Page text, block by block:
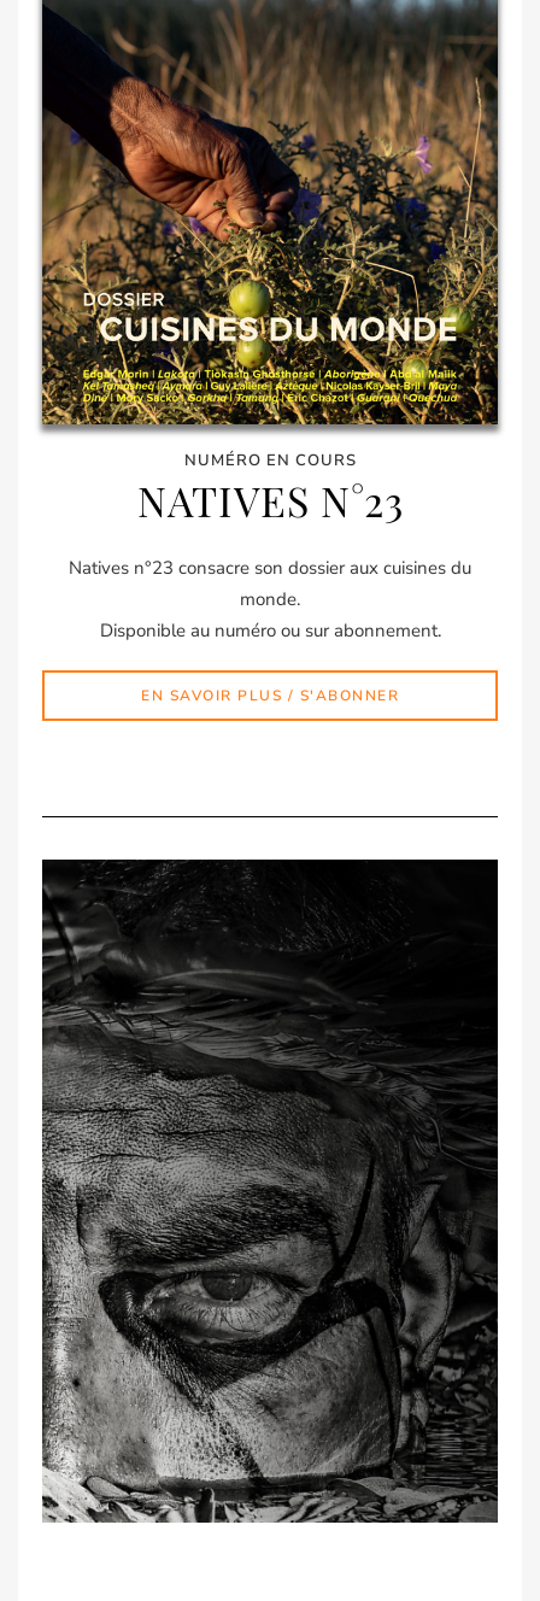
NUMÉRO EN COURS
NATIVES N°23
Natives n°23 consacre son dossier aux cuisines du
monde.
Disponible au numéro ou sur abonnement.
EN SAVOIR PLUS / S'ABONNER